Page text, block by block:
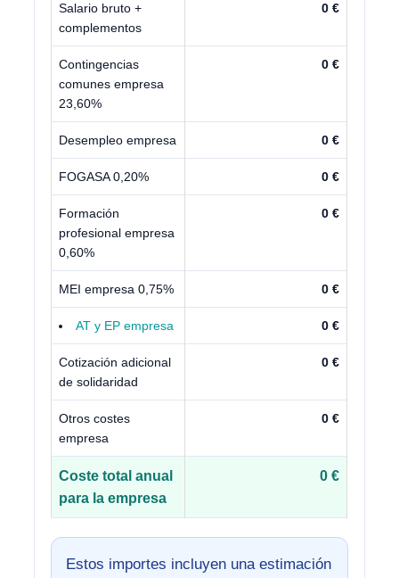
Salario bruto +
complementos
0 €
Contingencias
comunes empresa
23,60%
0 €
Desempleo empresa 0 €
FOGASA 0,20% 0 €
Formación
profesional empresa
0,60%
0 €
MEI empresa 0,75% 0 €
AT y EP empresa 0 €
Cotización adicional
de solidaridad
0 €
Otros costes
empresa
0 €
Coste total anual
para la empresa
0 €
Estos importes incluyen una estimación